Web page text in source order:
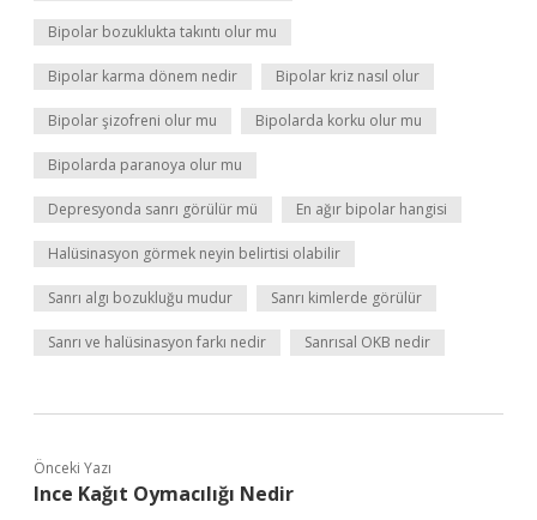
Bipolar bozuklukta takıntı olur mu
Bipolar karma dönem nedir Bipolar kriz nasıl olur
Bipolar şizofreni olur mu Bipolarda korku olur mu
Bipolarda paranoya olur mu
Depresyonda sanrı görülür mü En ağır bipolar hangisi
Halüsinasyon görmek neyin belirtisi olabilir
Sanrı algı bozukluğu mudur Sanrı kimlerde görülür
Sanrı ve halüsinasyon farkı nedir Sanrısal OKB nedir
Önceki Yazı
Ince Kağıt Oymacılığı Nedir